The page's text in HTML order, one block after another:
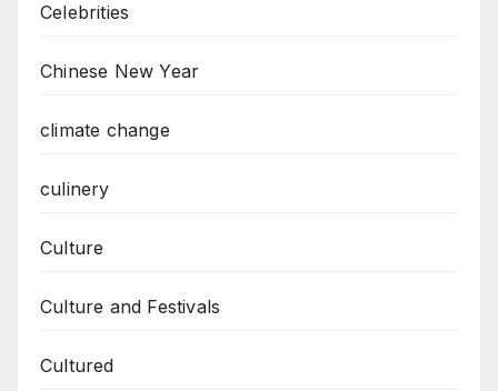
Celebrities
Chinese New Year
climate change
culinery
Culture
Culture and Festivals
Cultured